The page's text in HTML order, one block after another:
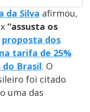
da Silva afirmou,
“assusta os
proposta dos
tarifa de 25%
Brasil. O
foi citado
uma das